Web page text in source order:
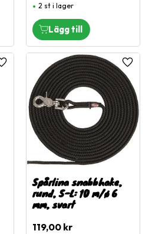
2 st i lager
Lägg till i favoriter
Spårlina snabbhake,
rund, S-L: 10 m/ø 6
mm, svart
119,00 kr
Lägg